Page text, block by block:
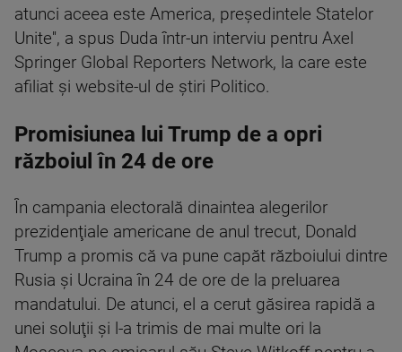
atunci aceea este America, preşedintele Statelor
Unite'', a spus Duda într-un interviu pentru Axel
Springer Global Reporters Network, la care este
afiliat şi website-ul de ştiri Politico.
Promisiunea lui Trump de a opri
războiul în 24 de ore
În campania electorală dinaintea alegerilor
prezidenţiale americane de anul trecut, Donald
Trump a promis că va pune capăt războiului dintre
Rusia şi Ucraina în 24 de ore de la preluarea
mandatului. De atunci, el a cerut găsirea rapidă a
unei soluţii şi l-a trimis de mai multe ori la